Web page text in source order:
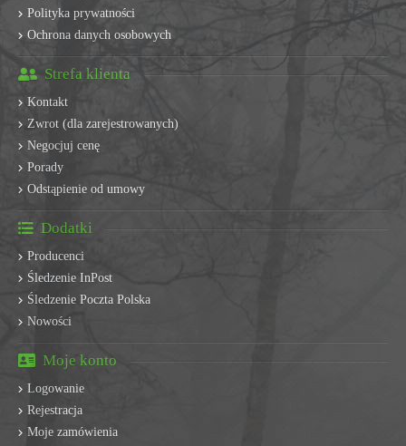
Polityka prywatności
Ochrona danych osobowych
Strefa klienta
Kontakt
Zwrot (dla zarejestrowanych)
Negocjuj cenę
Porady
Odstąpienie od umowy
Dodatki
Producenci
Śledzenie InPost
Śledzenie Poczta Polska
Nowości
Moje konto
Logowanie
Rejestracja
Moje zamówienia